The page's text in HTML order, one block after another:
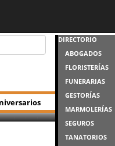
DIRECTORIO
ABOGADOS
FLORISTERÍAS
FUNERARIAS
GESTORÍAS
MARMOLERÍAS
SEGUROS
TANATORIOS